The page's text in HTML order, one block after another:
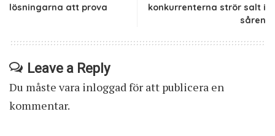
lösningarna att prova
konkurrenterna strör salt i
såren
Leave a Reply
Du måste vara inloggadför att publicera en
kommentar.